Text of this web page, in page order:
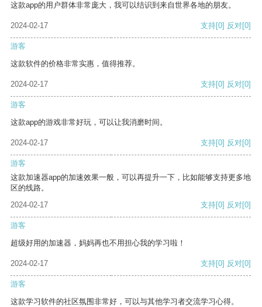
这款app的用户群体非常庞大，我可以结识到来自世界各地的朋友。
2024-02-17 支持[0] 反对[0]
游客
这款软件的价格非常实惠，值得推荐。
2024-02-17 支持[0] 反对[0]
游客
这款app的游戏非常好玩，可以让我消磨时间。
2024-02-17 支持[0] 反对[0]
游客
这款加速器app的加速效果一般，可以再提升一下，比如能够支持更多地
区的线路。
2024-02-17
支持[0] 反对[0]
游客
超级好用的加速器，妈妈再也不用担心我的学习啦！
2024-02-17 支持[0] 反对[0]
游客
这款学习软件的社区氛围非常好，可以与其他学习者交流学习心得。